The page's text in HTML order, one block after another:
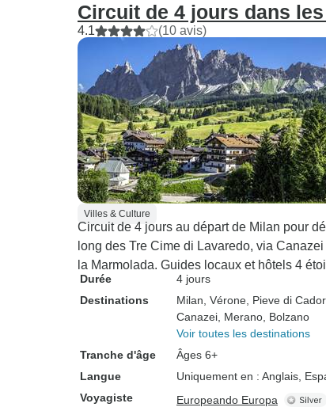
Circuit de 4 jours dans
4.1 (10 avis)
Villes & Culture
Circuit de 4 jours au départ de Milan pour
long des Tre Cime di Lavaredo, via
la Marmolada. Guides locaux et hôtels 4
Durée
4 jours
Destinations
Milan , Vérone , Pieve di
Canazei , Merano , Bolzano
Voir toutes les destinations
Tranche d'âge
Âges 6+
Langue
Uniquement en : Anglais,
Voyagiste
Europeando Europa